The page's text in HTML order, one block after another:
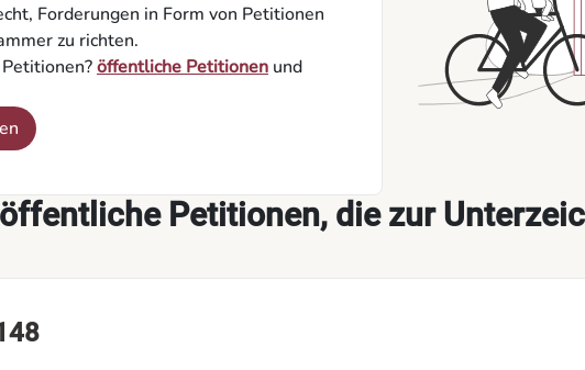
Forderungen in Form von Petitionen
zu richten.
öffentliche Petitionen und
Petitionen, die zur